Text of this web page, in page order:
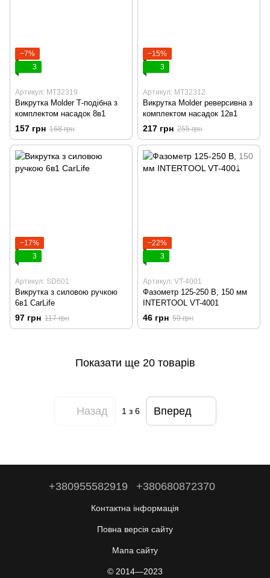
−7%
3
Артикул: MT32319
Викрутка Molder Т-подібна з
комплектом насадок 8в1
157 грн 168 грн
−15%
3
Артикул: MT32312
Викрутка Molder реверсивна з
комплектом насадок 12в1
217 грн 255 грн
−17%
3
Артикул: SD601
Викрутка з силовою ручкою
6в1 CarLife
97 грн 117 грн
−22%
3
Артикул: VT-4001
Фазометр 125-250 В, 150 мм
INTERTOOL VT-4001
46 грн 59 грн
Показати ще 20 товарів
Назад 1з 6 Вперед
+380955582919 +380680872370
Контактна інформація
Повна версія сайту
Мапа сайту
© 2014—2023